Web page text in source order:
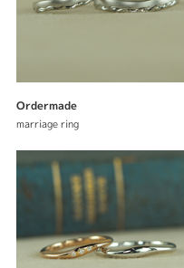
Ordermade
marriage ring